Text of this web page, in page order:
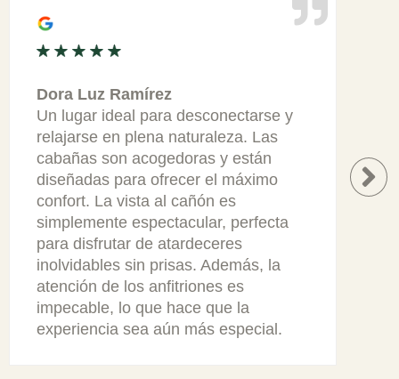
Dora Luz Ramírez
Un lugar ideal para desconectarse y
relajarse en plena naturaleza. Las
cabañas son acogedoras y están
diseñadas para ofrecer el máximo
confort. La vista al cañón es
simplemente espectacular, perfecta
para disfrutar de atardeceres
inolvidables sin prisas. Además, la
atención de los anfitriones es
impecable, lo que hace que la
experiencia sea aún más especial.
en